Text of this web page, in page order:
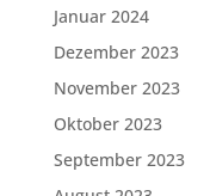
Januar 2024
Dezember 2023
November 2023
Oktober 2023
September 2023